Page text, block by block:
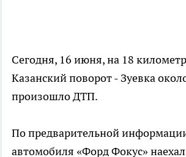
Сегодня, 16 июня, на 18
Казанский поворот - Зуевка
произошло ДТП.
По предварительной
автомобиля «Форд Фокус»